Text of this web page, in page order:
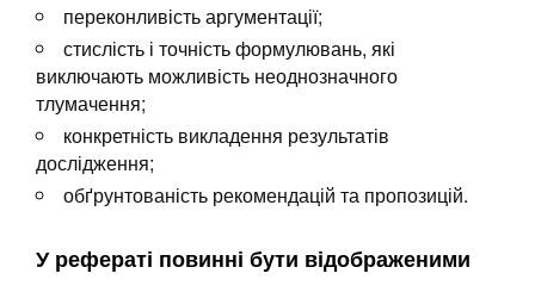
переконливість аргументації;
стислість і точність формулювань, які
виключають можливість неоднозначного
тлумачення;
конкретність викладення результатів
дослідження;
обґрунтованість рекомендацій та пропозицій.
У рефераті повинні бути відображеними